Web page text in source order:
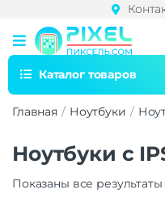
Каталог товаров
Главная Ноутбуки
Ноутбуки с
Показаны все результаты